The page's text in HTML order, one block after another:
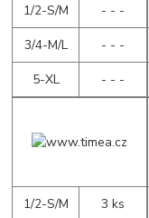
1/2-S/M
- - -
3/4-M/L
- - -
5-XL
- - -
1/2-S/M
3 ks